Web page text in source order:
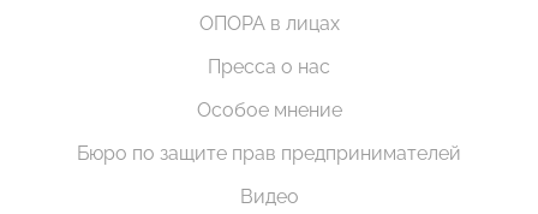
ОПОРА в лицах
Пресса о нас
Особое мнение
Бюро по защите прав предпринимателей
Видео